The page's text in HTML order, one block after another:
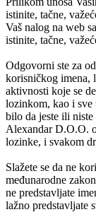
istinite, tačne,
Vaš nalog na web
istinite, tačne,
Odgovorni ste za
korisničkog imena,
aktivnosti koje se
lozinkom, kao i sve
bilo da jeste ili
Alexandar D.O.O.
lozinke, i svakom
Slažete se da ne
međunarodne
ne predstavljate
lažno predstavljate